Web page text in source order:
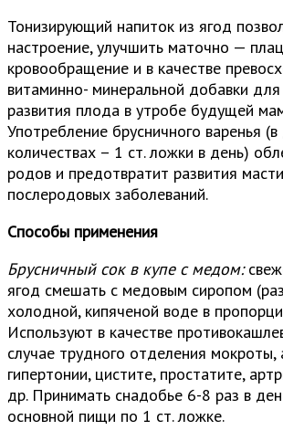
Тонизирующий напиток из ягод
настроение, улучшить маточно —
кровообращение и в качестве
витаминно- минеральной добавки
развития плода в утробе будущей
Употребление брусничного варенья
количествах – 1 ст. ложки в день)
родов и предотвратит развития
послеродовых заболеваний.
Способы применения
Брусничный сок в купе с медом:
ягод смешать с медовым сиропом
холодной, кипяченой воде в
Используют в качестве
случае трудного отделения мокроты,
гипертонии, цистите, простатите,
др. Принимать снадобье 6-8 раз в
основной пищи по 1 ст. ложке.